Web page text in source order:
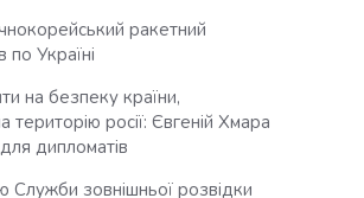
ракетний
по Україні
на безпеку країни,
територію росії: Євгеній Хмара
дипломатів
Служби зовнішньої розвідки